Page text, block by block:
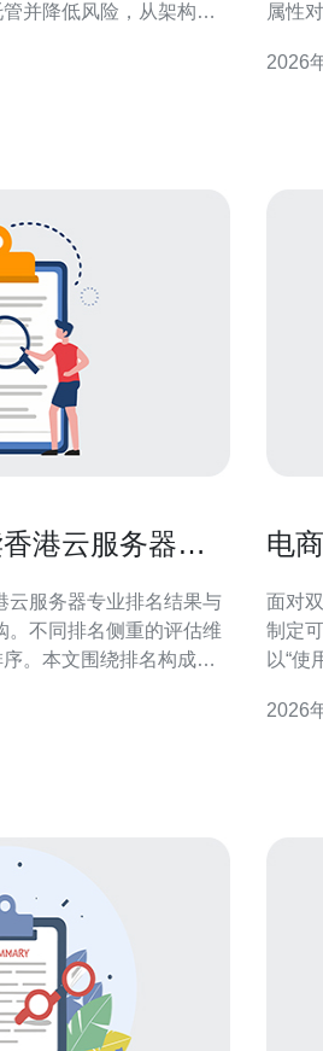
并降低风险，从架构、
性分组：电商、金融支
属性
什么
2026
港云服务器专
云服务器专业排名结果与
。不同排名侧重的评估维
。本文围绕排名构成、
化为业务可用的选型依
电
面对
制定
以“使
出并提升转化率。
2026